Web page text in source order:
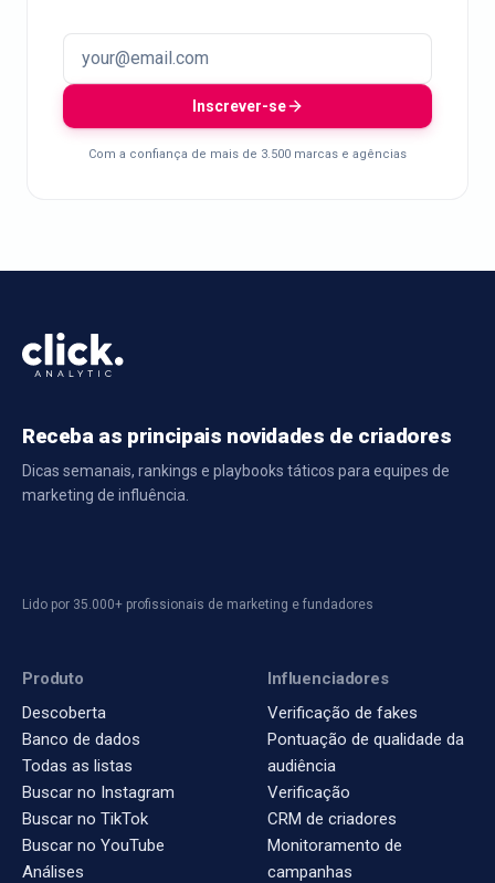
Inscrever-se
Com a confiança de mais de 3.500 marcas e agências
Receba as principais novidades de criadores
Dicas semanais, rankings e playbooks táticos para equipes de
marketing de influência.
Lido por 35.000+ profissionais de marketing e fundadores
Produto
Descoberta
Banco de dados
Todas as listas
Buscar no Instagram
Buscar no TikTok
Buscar no YouTube
Análises
Influenciadores
Verificação de fakes
Pontuação de qualidade da
audiência
Verificação
CRM de criadores
Monitoramento de
campanhas